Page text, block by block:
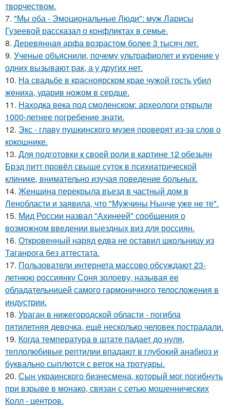
творчеством.
7. "Мы оба - Эмоциональные Люди": муж Ларисы
Гузеевой рассказал о конфликтах в семье.
8. Деревянная арфа возрастом более 3 тысяч лет.
9. Ученые объяснили, почему ультрафиолет и курение у
одних вызывают рак, а у других нет.
10. На свадьбе в красноярском крае чужой гость убил
жениха, ударив ножом в сердце.
11. Находка века под смоленском: археологи открыли
1000-летнее погребение знати.
12. Экс - главу пушкинского музея проверят из-за слов о
кокошнике.
13. Для подготовки к своей роли в картине 12 обезьян
Брэд питт провёл свыше суток в психиатрической
клинике, внимательно изучая поведение больных.
14. Женщина перекрыла въезд в частный дом в
Ленобласти и заявила, что "Мужчины Нынче уже не те".
15. Мид России назвал "Ахинеей" сообщения о
возможном введении выездных виз для россиян.
16. Откровенный наряд едва не оставил школьницу из
Таганрога без аттестата.
17. Пользователи интернета массово обсуждают 23-
летнюю россиянку Соня золоеву, называя ее
обладательницей самого гармоничного телосложения в
индустрии.
18. Ураган в нижегородской области - погибла
пятилетняя девочка, ещё несколько человек пострадали.
19. Когда температура в штате падает до нуля,
теплолюбивые рептилии впадают в глубокий анабиоз и
буквально сыплются с веток на тротуары.
20. Сын украинского бизнесмена, который мог погибнуть
при взрыве в монако, связан с сетью мошеннических
Колл - центров.